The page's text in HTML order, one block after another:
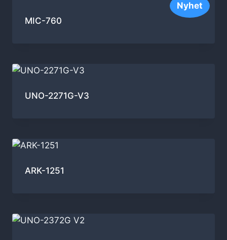
Nyhet
MIC-760
UNO-2271G-V3
ARK-1251